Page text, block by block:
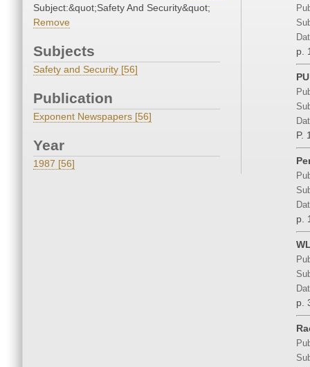
Subject:&quot;Safety And Security&quot;
Remove
Subjects
Safety and Security [56]
Publication
Exponent Newspapers [56]
Year
1987 [56]
p.
P.
p.
p.